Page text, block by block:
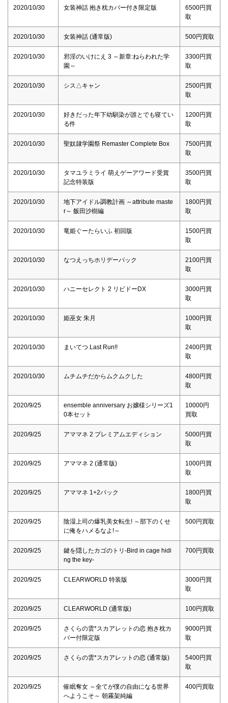
2020/10/30 女装神話 抱き枕カバー付き限定版
6500円買
取
2020/10/30 女装神話 (通常版) 500円買取
2020/10/30
邪淫のいけにえ 3 ～新章:ねらわれた学
園～
3300円買
取
2020/10/30 シス△キャン
2500円買
取
2020/10/30
好きだった年下幼馴染が誰とでも寝てい
る件
1200円買
取
2020/10/30 聖奴隷学園祭 Remaster Complete Box
7500円買
取
2020/10/30
タマユラミライ 萌えゲーアワード受賞
記念特装版
3500円買
取
2020/10/30
地下アイドル調教計画 ～attribute maste
r～ 飯田沙樹編
1800円買
取
2020/10/30 竜姫ぐーたらいふ 初回版
1500円買
取
2020/10/30 なつえっちホリデーパック
2100円買
取
2020/10/30 ハニーセレクト 2 リビドーDX
3000円買
取
2020/10/30 姫巫女 朱月
1000円買
取
2020/10/30 まいてつ Last Run!!
2400円買
取
2020/10/30 ムチムチだからムクムクした
4800円買
取
2020/9/25
ensemble anniversary お嬢様シリーズ1
0本セット
10000円
買取
2020/9/25 アママネ 2 プレミアムエディション
5000円買
取
2020/9/25 アママネ 2 (通常版)
1000円買
取
2020/9/25 アママネ 1+2パック
1800円買
取
2020/9/25
陰湿上司の爆乳美女転生! ～部下のくせ
に俺をハメるなよ!～
500円買取
2020/9/25
鍵を隠したカゴのトリ-Bird in cage hidi
ng the key-
700円買取
2020/9/25 CLEARWORLD 特装版
3000円買
取
2020/9/25 CLEARWORLD (通常版) 100円買取
2020/9/25
さくらの雲*スカアレットの恋 抱き枕カ
バー付限定版
9000円買
取
2020/9/25 さくらの雲*スカアレットの恋 (通常版)
5400円買
取
2020/9/25
催眠奪女 ～全てが僕の自由になる世界
へようこそ～ 朝霧架純編
400円買取